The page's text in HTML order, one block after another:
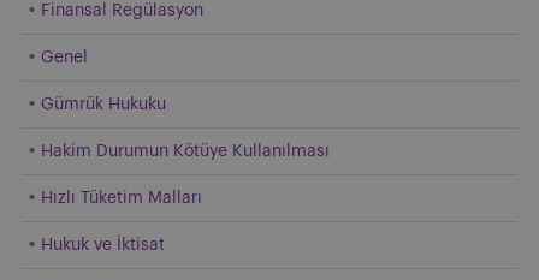
Finansal Regülasyon
Genel
Gümrük Hukuku
Hakim Durumun Kötüye Kullanılması
Hızlı Tüketim Malları
Hukuk ve İktisat